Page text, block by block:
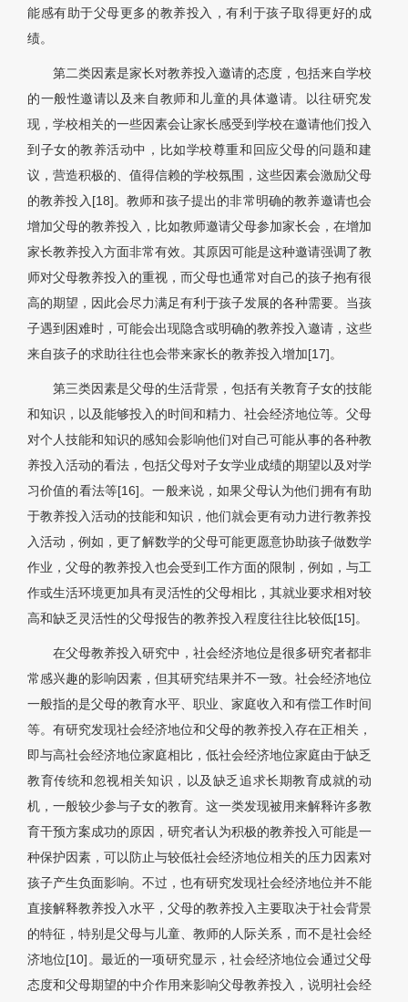
能感有助于父母更多的教养投入，有利于孩子取得更好的成
绩。
第二类因素是家长对教养投入邀请的态度，包括来自学校
的一般性邀请以及来自教师和儿童的具体邀请。以往研究发
现，学校相关的一些因素会让家长感受到学校在邀请他们投入
到子女的教养活动中，比如学校尊重和回应父母的问题和建
议，营造积极的、值得信赖的学校氛围，这些因素会激励父母
的教养投入[18]。教师和孩子提出的非常明确的教养邀请也会
增加父母的教养投入，比如教师邀请父母参加家长会，在增加
家长教养投入方面非常有效。其原因可能是这种邀请强调了教
师对父母教养投入的重视，而父母也通常对自己的孩子抱有很
高的期望，因此会尽力满足有利于孩子发展的各种需要。当孩
子遇到困难时，可能会出现隐含或明确的教养投入邀请，这些
来自孩子的求助往往也会带来家长的教养投入增加[17]。
第三类因素是父母的生活背景，包括有关教育子女的技能
和知识，以及能够投入的时间和精力、社会经济地位等。父母
对个人技能和知识的感知会影响他们对自己可能从事的各种教
养投入活动的看法，包括父母对子女学业成绩的期望以及对学
习价值的看法等[16]。一般来说，如果父母认为他们拥有有助
于教养投入活动的技能和知识，他们就会更有动力进行教养投
入活动，例如，更了解数学的父母可能更愿意协助孩子做数学
作业，父母的教养投入也会受到工作方面的限制，例如，与工
作或生活环境更加具有灵活性的父母相比，其就业要求相对较
高和缺乏灵活性的父母报告的教养投入程度往往比较低[15]。
在父母教养投入研究中，社会经济地位是很多研究者都非
常感兴趣的影响因素，但其研究结果并不一致。社会经济地位
一般指的是父母的教育水平、职业、家庭收入和有偿工作时间
等。有研究发现社会经济地位和父母的教养投入存在正相关，
即与高社会经济地位家庭相比，低社会经济地位家庭由于缺乏
教育传统和忽视相关知识，以及缺乏追求长期教育成就的动
机，一般较少参与子女的教育。这一类发现被用来解释许多教
育干预方案成功的原因，研究者认为积极的教养投入可能是一
种保护因素，可以防止与较低社会经济地位相关的压力因素对
孩子产生负面影响。不过，也有研究发现社会经济地位并不能
直接解释教养投入水平，父母的教养投入主要取决于社会背景
的特征，特别是父母与儿童、教师的人际关系，而不是社会经
济地位[10]。最近的一项研究显示，社会经济地位会通过父母
态度和父母期望的中介作用来影响父母教养投入，说明社会经